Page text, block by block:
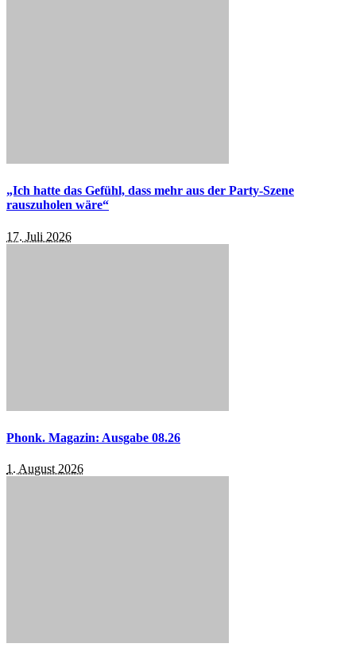
„Ich hatte das Gefühl, dass mehr aus der Party-Szene
rauszuholen wäre“
17. Juli 2026
Phonk. Magazin: Ausgabe 08.26
1. August 2026